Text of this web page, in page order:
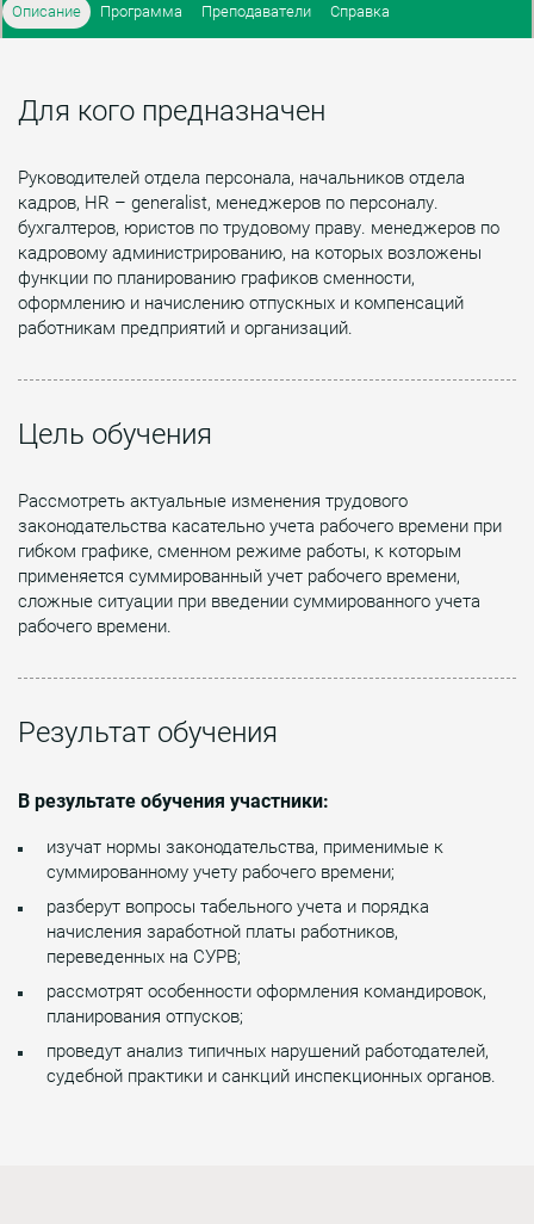
Описание Программа Преподаватели Справка
Для кого предназначен
Руководителей отдела персонала, начальников отдела
кадров, HR – generalist, менеджеров по персоналу.
бухгалтеров, юристов по трудовому праву. менеджеров по
кадровому администрированию, на которых возложены
функции по планированию графиков сменности,
оформлению и начислению отпускных и компенсаций
работникам предприятий и организаций.
Цель обучения
Рассмотреть актуальные изменения трудового
законодательства касательно учета рабочего времени при
гибком графике, сменном режиме работы, к которым
применяется суммированный учет рабочего времени,
сложные ситуации при введении суммированного учета
рабочего времени.
Результат обучения
В результате обучения участники:
изучат нормы законодательства, применимые к
суммированному учету рабочего времени;
разберут вопросы табельного учета и порядка
начисления заработной платы работников,
переведенных на СУРВ;
рассмотрят особенности оформления командировок,
планирования отпусков;
проведут анализ типичных нарушений работодателей,
судебной практики и санкций инспекционных органов.